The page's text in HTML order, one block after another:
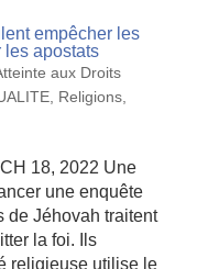
empêcher les
les apostats
aux Droits
, Religions,
18, 2022 Une
une enquête
de Jéhovah traitent
la foi. Ils
religieuse utilise le